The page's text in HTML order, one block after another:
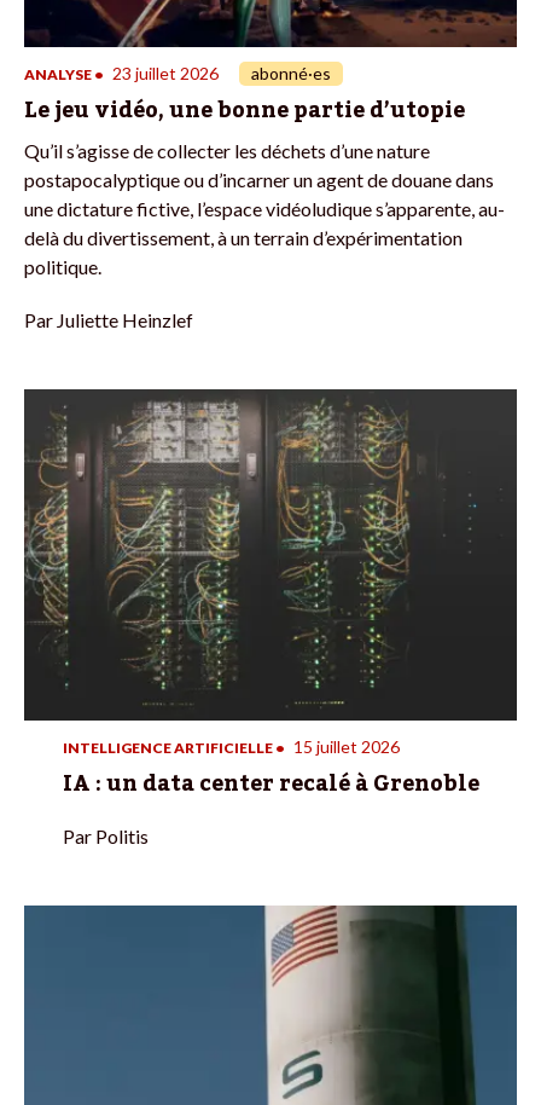
ANALYSE • 23 juillet 2026 abonné·es
Le jeu vidéo, une bonne partie d’utopie
Qu’il s’agisse de collecter les déchets d’une nature
postapocalyptique ou d’incarner un agent de douane dans
une dictature fictive, l’espace vidéoludique s’apparente, au-
delà du divertissement, à un terrain d’expérimentation
politique.
Par Juliette Heinzlef
INTELLIGENCE ARTIFICIELLE• 15 juillet 2026
IA : un data center recalé à Grenoble
Par Politis